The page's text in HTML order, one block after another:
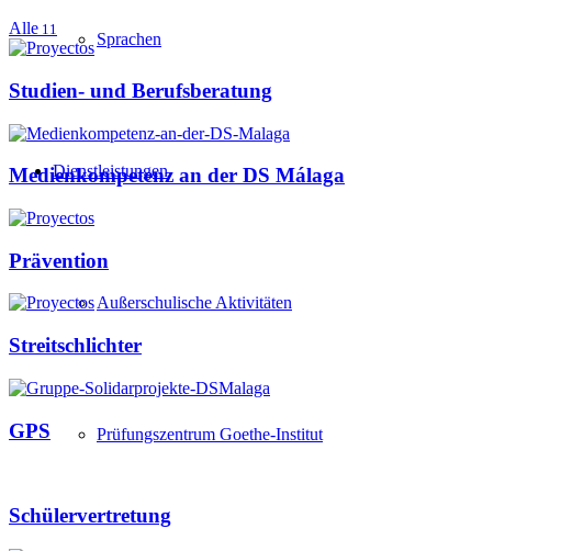
Sprachen
Dienstleistungen
Außerschulische Aktivitäten
Prüfungszentrum Goethe-Institut
Alle 11
Studien- und Berufsberatung
Medienkompetenz an der DS Málaga
Prävention
Streitschlichter
GPS
Schülervertretung